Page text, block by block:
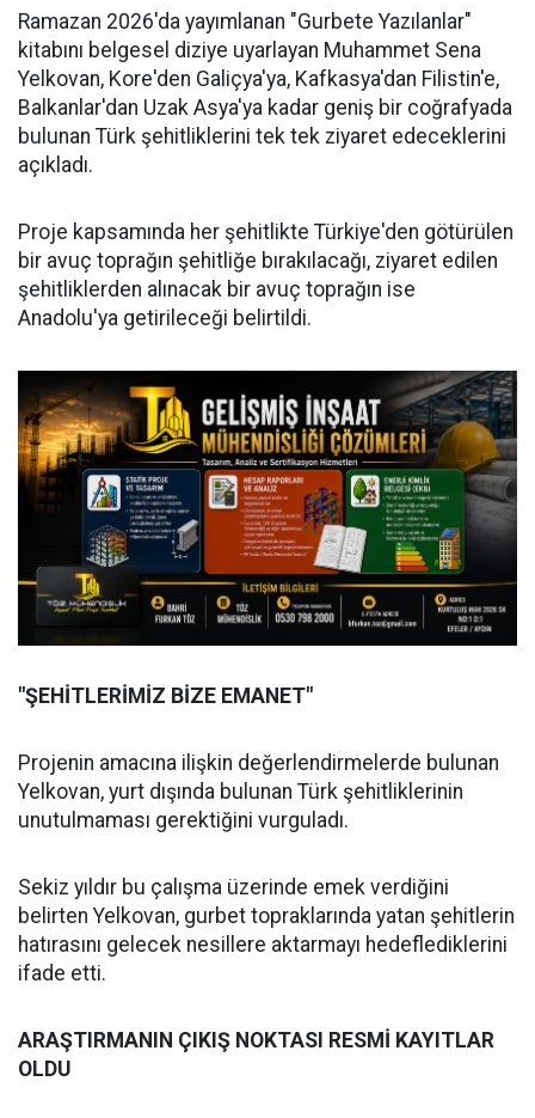
Ramazan 2026'da yayımlanan "Gurbete Yazılanlar"
kitabını belgesel diziye uyarlayan Muhammet Sena
Yelkovan, Kore'den Galiçya'ya, Kafkasya'dan Filistin'e,
Balkanlar'dan Uzak Asya'ya kadar geniş bir coğrafyada
bulunan Türk şehitliklerini tek tek ziyaret edeceklerini
açıkladı.
Proje kapsamında her şehitlikte Türkiye'den götürülen
bir avuç toprağın şehitliğe bırakılacağı, ziyaret edilen
şehitliklerden alınacak bir avuç toprağın ise
Anadolu'ya getirileceği belirtildi.
"ŞEHİTLERİMİZ BİZE EMANET"
Projenin amacına ilişkin değerlendirmelerde bulunan
Yelkovan, yurt dışında bulunan Türk şehitliklerinin
unutulmaması gerektiğini vurguladı.
Sekiz yıldır bu çalışma üzerinde emek verdiğini
belirten Yelkovan, gurbet topraklarında yatan şehitlerin
hatırasını gelecek nesillere aktarmayı hedeflediklerini
ifade etti.
ARAŞTIRMANIN ÇIKIŞ NOKTASI RESMİ KAYITLAR
OLDU